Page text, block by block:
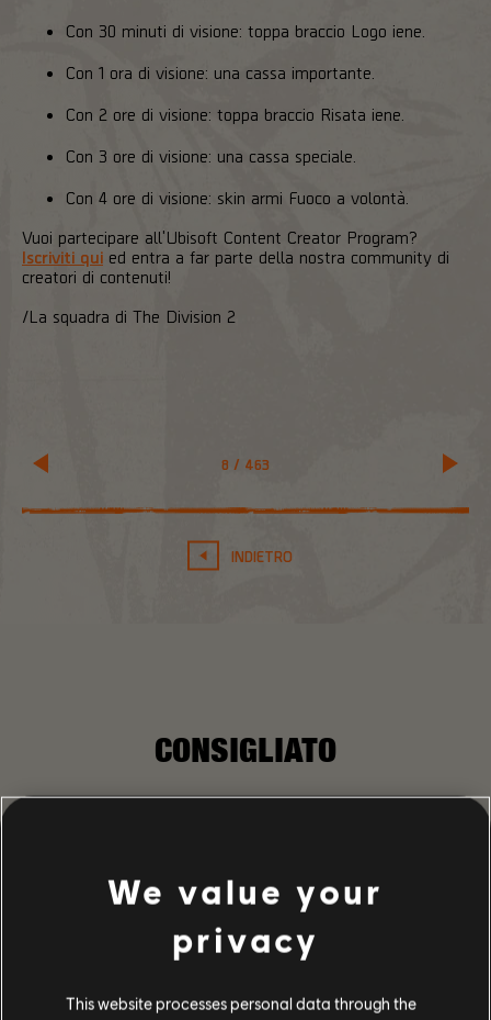
8 / 463
INDIETRO
Con 30 minuti di visione: toppa braccio Logo iene.
Con 1 ora di visione: una cassa importante.
Con 2 ore di visione: toppa braccio Risata iene.
Con 3 ore di visione: una cassa speciale.
Con 4 ore di visione: skin armi Fuoco a volontà.
Vuoi partecipare all'Ubisoft Content Creator Program?
Iscriviti qui ed entra a far parte della nostra community di
creatori di contenuti!
/La squadra di The Division 2
CONSIGLIATO
We value your
privacy
This website processes personal data through the